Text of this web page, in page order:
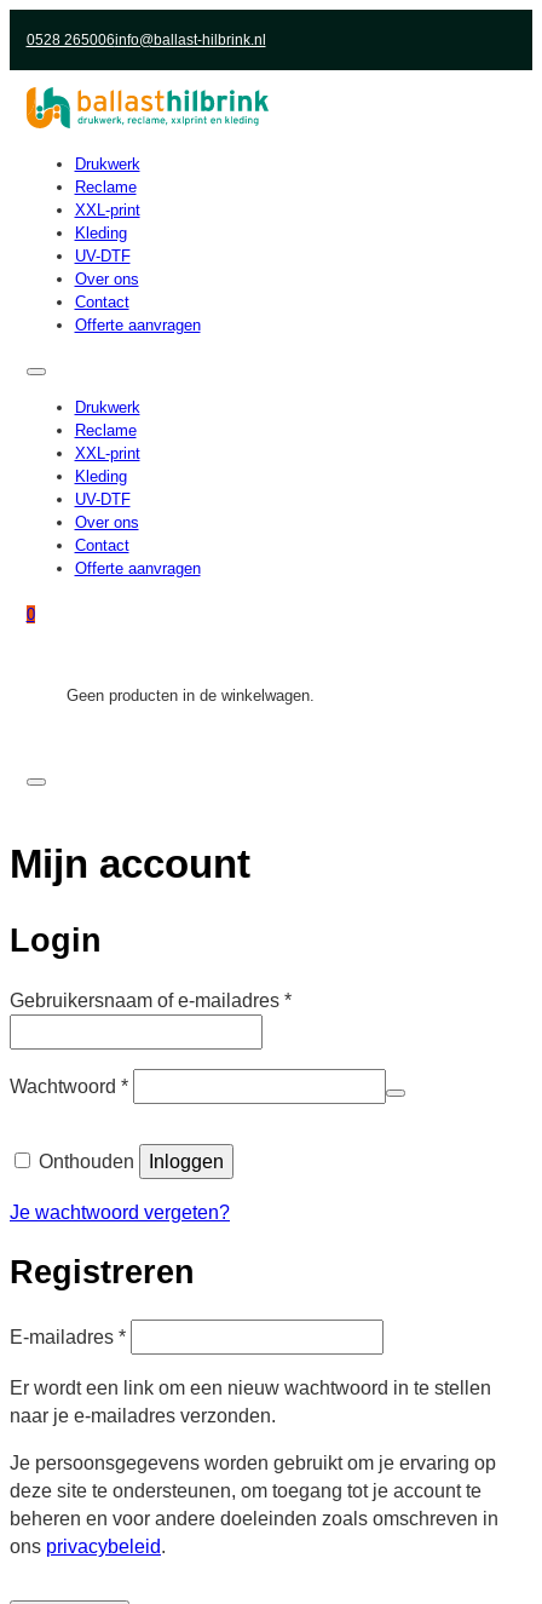
0528 265006info@ballast-hilbrink.nl
Drukwerk
Reclame
XXL-print
Kleding
UV-DTF
Over ons
Contact
Offerte aanvragen
Drukwerk
Reclame
XXL-print
Kleding
UV-DTF
Over ons
Contact
Offerte aanvragen
0
Geen producten in de winkelwagen.
Mijn account
Login
Gebruikersnaam of e-mailadres *Vereist
Wachtwoord *Vereist
Onthouden
Inloggen
Je wachtwoord vergeten?
Registreren
E-mailadres *Vereist
Er wordt een link om een nieuw wachtwoord in te stellen
naar je e-mailadres verzonden.
Je persoonsgegevens worden gebruikt om je ervaring op
deze site te ondersteunen, om toegang tot je account te
beheren en voor andere doeleinden zoals omschreven in
ons privacybeleid.